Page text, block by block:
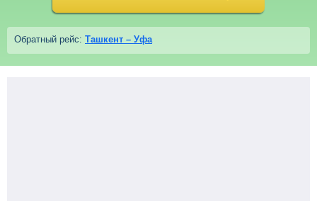
Обратный рейс: Ташкент – Уфа